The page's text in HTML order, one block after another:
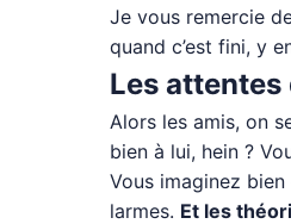
Je vous remercie
quand c’est fini, y
Les attentes
Alors les amis, on
bien à lui, hein ?
Vous imaginez
larmes. Et les